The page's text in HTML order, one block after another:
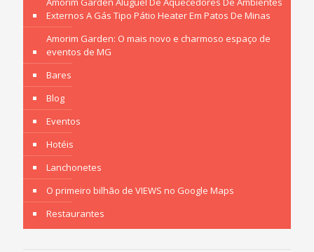
Externos A Gás Tipo Pátio Heater Em Patos De Minas
Amorim Garden: O mais novo e charmoso espaço de
eventos de MG
Bares
Blog
Eventos
Hotéis
Lanchonetes
O primeiro bilhão de VIEWS no Google Maps
Restaurantes